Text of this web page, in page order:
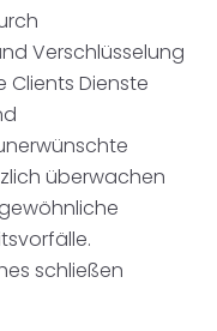
Verschlüsselung
Dienste
überwachen
schließen